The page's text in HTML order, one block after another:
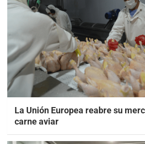
La Unión Europea reabre su
carne aviar